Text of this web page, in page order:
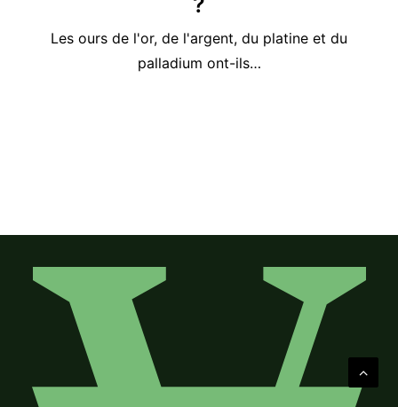
Les ours de l'or, de l'argent, du platine et du
palladium ont-ils…